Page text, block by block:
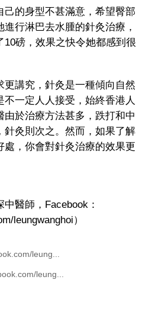
己的身型不甚滿意，希望臀部
行淋巴去水腫的針灸治療，
磅，效果之快令她都感到很
更講究，針灸是一種傾向自然
一定人人接受，始終香港人
於治療方法甚多，跌打和中
針灸則次之。然而，如果了解
處，你會對針灸治療的效果更
中醫師，Facebook：
leungwanghoi）
leung...
leung...